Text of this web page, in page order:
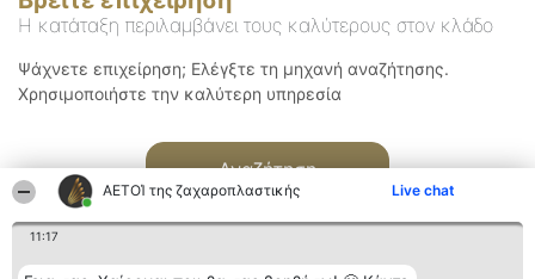
ΑΕΤΟΊ της ζαχαροπλαστικής Live chat
11:17
Η κατάταξη περιλαμβάνει τους καλύτερους στον κλάδο
Ψάχνετε επιχείρηση; Ελέγξτε τη μηχανή αναζήτησης.
Χρησιμοποιήστε την καλύτερη υπηρεσία
Αναζήτηση